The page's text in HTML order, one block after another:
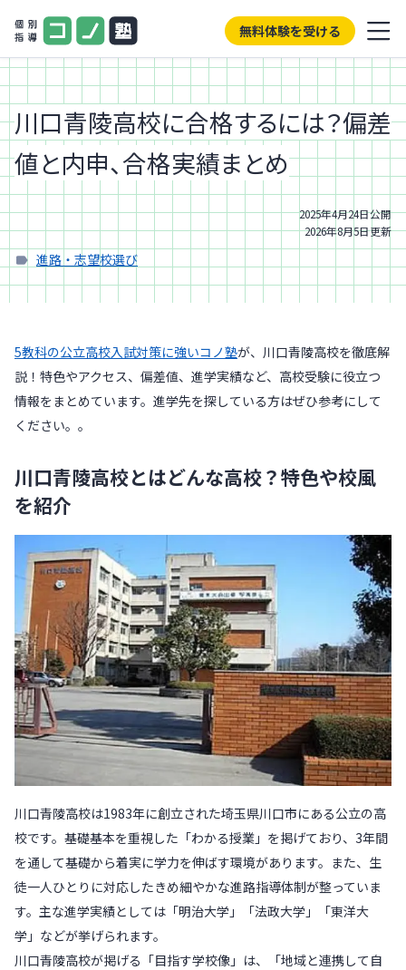
無料体験を受ける
川口青陵高校に合格するには？偏差
値と内申、合格実績まとめ
2025年4月24日公開
2026年8月5日更新
進路・志望校選び
5教科の公立高校入試対策に強いコノ塾が、川口青陵高校を徹底解
説！特色やアクセス、偏差値、進学実績など、高校受験に役立つ
情報をまとめています。進学先を探している方はぜひ参考にして
ください。。
川口青陵高校とはどんな高校？特色や校風
を紹介
川口青陵高校は1983年に創立された埼玉県川口市にある公立の高
校です。基礎基本を重視した「わかる授業」を掲げており、3年間
を通して基礎から着実に学力を伸ばす環境があります。また、生
徒一人ひとりに対応したきめ細やかな進路指導体制が整っていま
す。主な進学実績としては「明治大学」「法政大学」「東洋大
学」などが挙げられます。
川口青陵高校が掲げる「目指す学校像」は、「地域と連携して自